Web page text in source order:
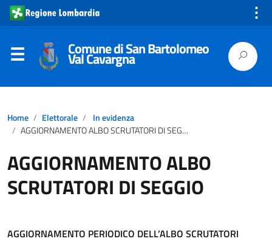
⋮
Comune di San Bartolomeo
Val Cavargna
Home Elettorale
In evidenza
AGGIORNAMENTO ALBO SCRUTATORI DI SEGGIO
AGGIORNAMENTO ALBO
SCRUTATORI DI SEGGIO
AGGIORNAMENTO PERIODICO DELL’ALBO SCRUTATORI